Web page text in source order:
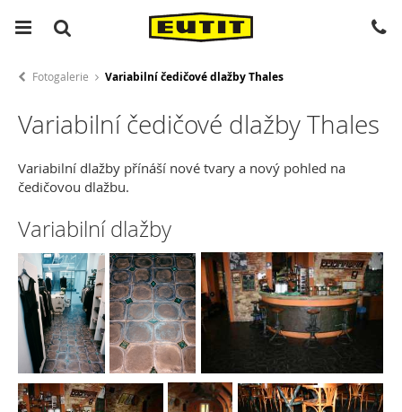
Fotogalerie Variabilní čedičové dlažby Thales
Variabilní čedičové dlažby Thales
Variabilní dlažby přínáší nové tvary a nový pohled na
čedičovou dlažbu.
Variabilní dlažby